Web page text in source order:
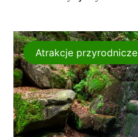
Atrakcje przyrodnicze